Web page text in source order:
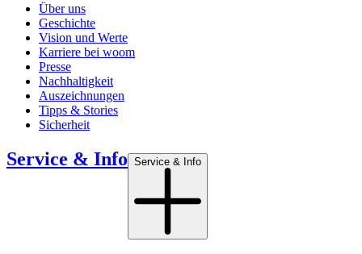
Über uns
Geschichte
Vision und Werte
Karriere bei woom
Presse
Nachhaltigkeit
Auszeichnungen
Tipps & Stories
Sicherheit
Service & Info Service & Info